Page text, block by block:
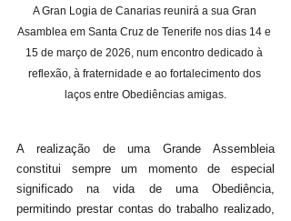
A Gran Logia de Canarias reunirá a sua Gran
Asamblea em Santa Cruz de Tenerife nos dias 14 e
15 de março de 2026, num encontro dedicado à
reflexão, à fraternidade e ao fortalecimento dos
laços entre Obediências amigas.
A realização de uma Grande Assembleia
constitui sempre um momento de especial
significado na vida de uma Obediência,
permitindo prestar contas do trabalho realizado,